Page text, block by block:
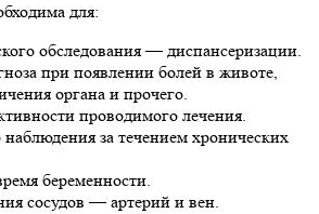
для:
обследования — диспансеризации.
при появлении болей в животе,
органа и прочего.
проводимого лечения.
за течением хронических
беременности.
сосудов — артерий и вен.